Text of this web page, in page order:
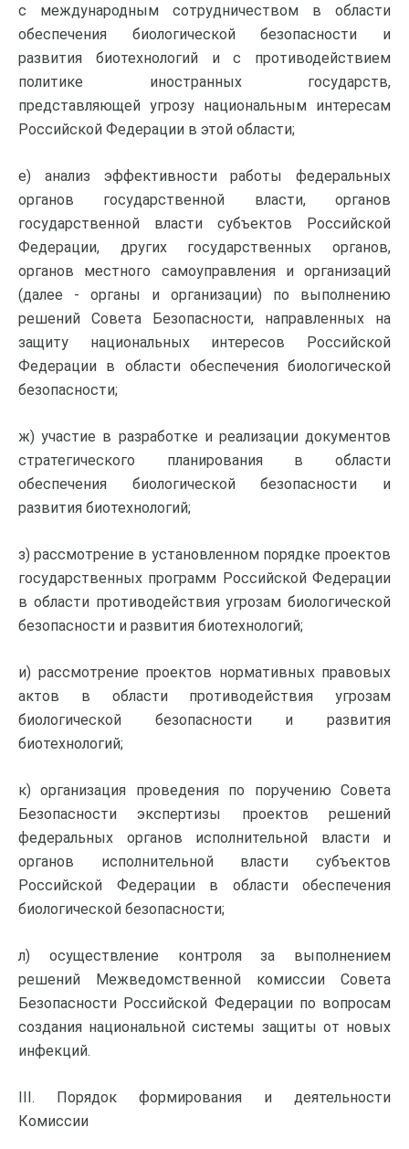
с международным сотрудничеством в области
обеспечения биологической безопасности и
развития биотехнологий и с противодействием
политике иностранных государств,
представляющей угрозу национальным интересам
Российской Федерации в этой области;
е) анализ эффективности работы федеральных
органов государственной власти, органов
государственной власти субъектов Российской
Федерации, других государственных органов,
органов местного самоуправления и организаций
(далее - органы и организации) по выполнению
решений Совета Безопасности, направленных на
защиту национальных интересов Российской
Федерации в области обеспечения биологической
безопасности;
ж) участие в разработке и реализации документов
стратегического планирования в области
обеспечения биологической безопасности и
развития биотехнологий;
з) рассмотрение в установленном порядке проектов
государственных программ Российской Федерации
в области противодействия угрозам биологической
безопасности и развития биотехнологий;
и) рассмотрение проектов нормативных правовых
актов в области противодействия угрозам
биологической безопасности и развития
биотехнологий;
к) организация проведения по поручению Совета
Безопасности экспертизы проектов решений
федеральных органов исполнительной власти и
органов исполнительной власти субъектов
Российской Федерации в области обеспечения
биологической безопасности;
л) осуществление контроля за выполнением
решений Межведомственной комиссии Совета
Безопасности Российской Федерации по вопросам
создания национальной системы защиты от новых
инфекций.
III. Порядок формирования и деятельности
Комиссии